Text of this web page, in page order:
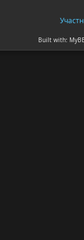
Built with: